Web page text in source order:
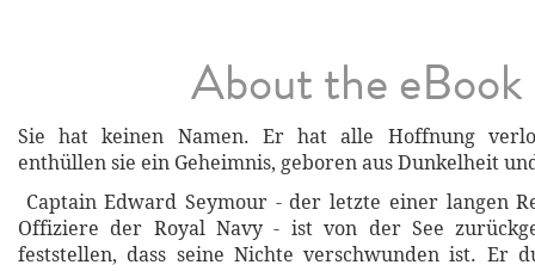
About the eBook
Sie hat keinen Namen. Er hat alle Hoffnung
enthüllen sie ein Geheimnis, geboren aus Dunkelheit
Captain Edward Seymour - der letzte einer langen
Offiziere der Royal Navy - ist von der See
feststellen, dass seine Nichte verschwunden ist. Er